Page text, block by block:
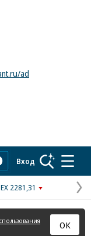
ad
Вход
2281,31
ОК